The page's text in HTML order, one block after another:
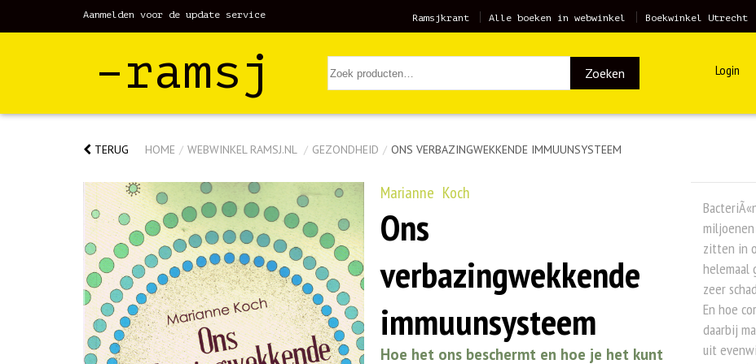
Aanmelden voor de update service Ramsjkrant Alle boeken in webwinkel Boekwinkel Utrecht
–ramsj Zoeken Login
TERUG HOME / WEBWINKEL RAMSJ.NL / GEZONDHEID / ONS VERBAZINGWEKKENDE IMMUUNSYSTEEM
Marianne Koch
Ons
verbazingwekkende
immuunsysteem
Hoe het ons beschermt en hoe je het kunt
zitten in
helemaal
zeer
En hoe
daarbij
uit